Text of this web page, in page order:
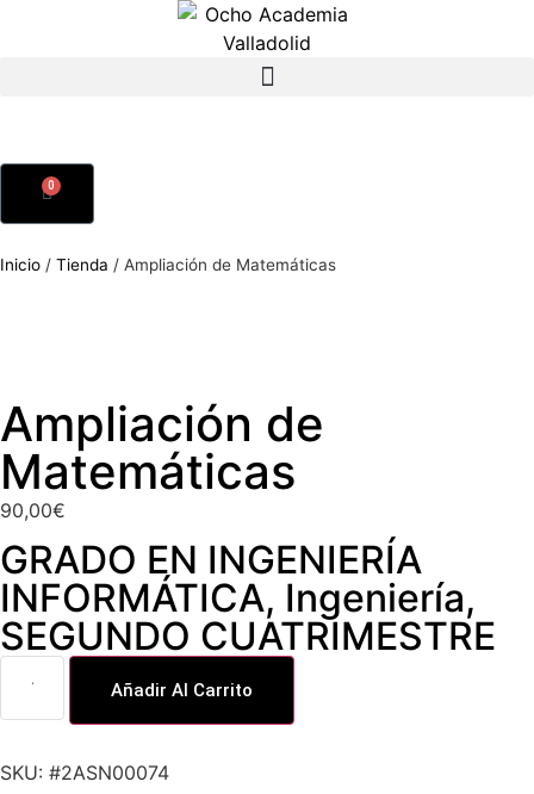
0
Inicio / Tienda / Ampliación de Matemáticas
Ampliación de
Matemáticas
90,00€
GRADO EN INGENIERÍA
INFORMÁTICA, Ingeniería,
SEGUNDO CUATRIMESTRE
Añadir Al Carrito
SKU: #2ASN00074